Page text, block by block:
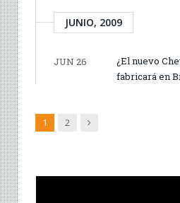
JUNIO, 2009
JUN 26
¿El nuevo
fabricará en
1 2 Siguiente